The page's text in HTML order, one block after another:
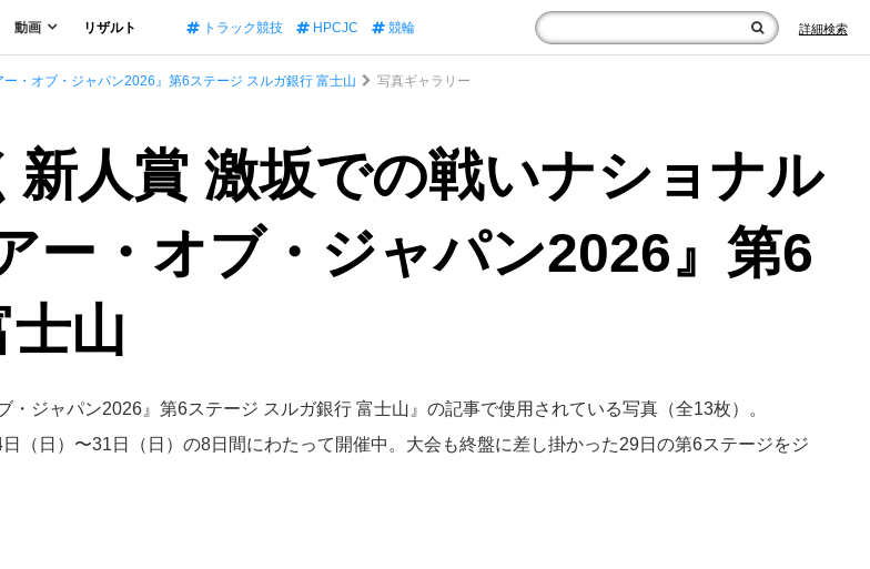
動画 リザルト トラック競技 HPCJC 競輪 詳細検索
・オブ・ジャパン2026』第6ステージ スルガ銀行 富士山 写真ギャラリー
人賞 激坂での戦いナショナル
ー・オブ・ジャパン2026』第6
山
ジャパン2026』第6ステージ スルガ銀行 富士山』の記事で使用されている写真（全13枚）。
（日）〜31日（日）の8日間にわたって開催中。大会も終盤に差し掛かった29日の第6ステージをジ